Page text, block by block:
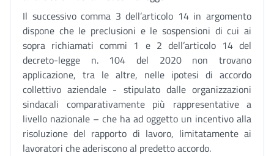
Il successivo comma 3 dell’articolo 14 in argomento
dispone che le preclusioni e le sospensioni di cui ai
sopra richiamati commi 1 e 2 dell’articolo 14 del
decreto-legge n. 104 del 2020 non trovano
applicazione, tra le altre, nelle ipotesi di accordo
collettivo aziendale - stipulato dalle organizzazioni
sindacali comparativamente più rappresentative a
livello nazionale – che ha ad oggetto un incentivo alla
risoluzione del rapporto di lavoro, limitatamente ai
lavoratori che aderiscono al predetto accordo.